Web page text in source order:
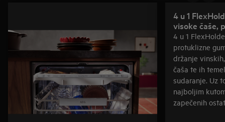
4 u 1
visoke čaše,
4 u 1
protuklizne
držanje
čaša te ih
sudaranje. Uz
najboljim
zapečenih